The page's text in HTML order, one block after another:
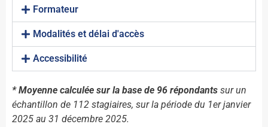
Formateur
Modalités et délai d'accès
Accessibilité
* Moyenne calculée sur la base de 96 répondants sur un
échantillon de 112 stagiaires, sur la période du 1er janvier
2025 au 31 décembre 2025.